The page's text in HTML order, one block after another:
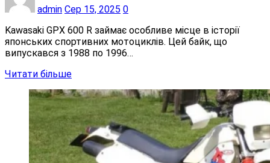
admin Сер 15, 2025 0
Kawasaki GPX 600 R займає особливе місце в історії
японських спортивних мотоциклів. Цей байк, що
випускався з 1988 по 1996…
Читати більше